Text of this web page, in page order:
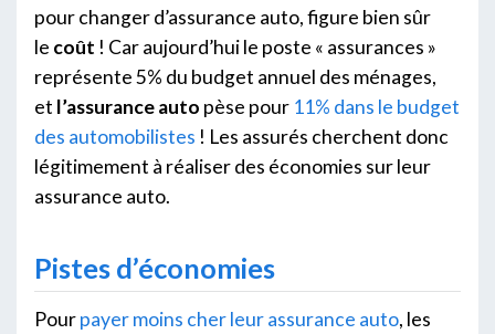
pour changer d’assurance auto, figure bien sûr
le coût ! Car aujourd’hui le poste « assurances »
représente 5% du budget annuel des ménages,
et l’assurance auto pèse pour 11% dans le budget
des automobilistes ! Les assurés cherchent donc
légitimement à réaliser des économies sur leur
assurance auto.
Pistes d’économies
Pourpayer moins cher leur assurance auto, les